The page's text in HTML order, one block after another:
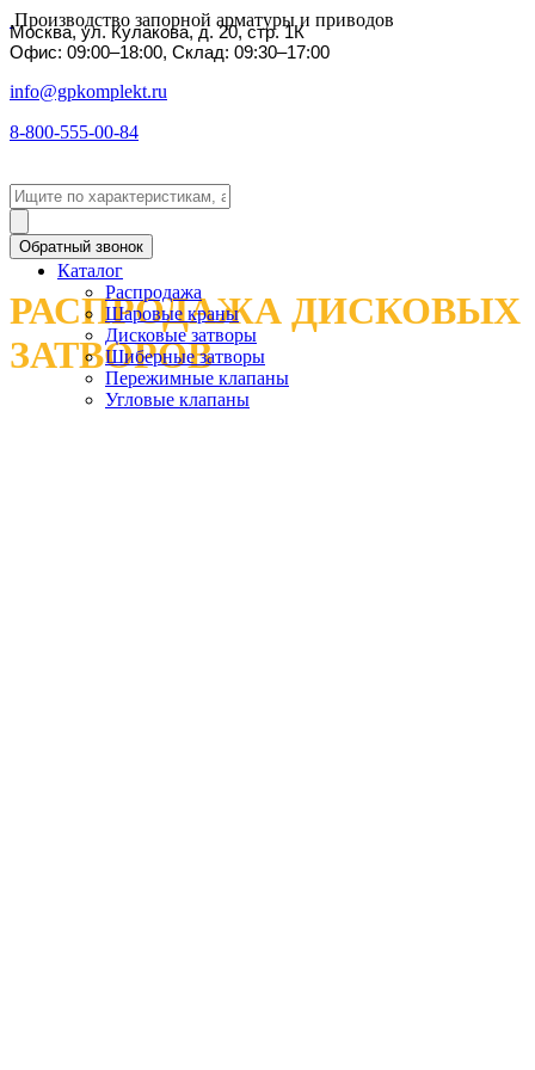
Производство запорной арматуры и приводов
Москва, ул. Кулакова, д. 20, стр. 1К
Офис: 09:00–18:00, Склад: 09:30–17:00
info@gpkomplekt.ru
8-800-555-00-84
Обратный звонок
РАСПРОДАЖА ДИСКОВЫХ
ЗАТВОРОВ
Каталог
Распродажа
Шаровые краны
Дисковые затворы
Шиберные затворы
Пережимные клапаны
Угловые клапаны